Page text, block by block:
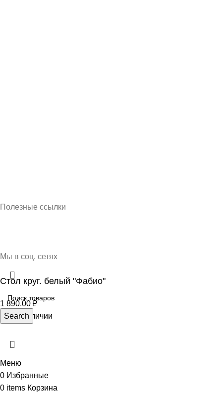
Полезные ссылки
Мы в соц. сетях
Search
Стол круг. белый "Фабио"
1 890.00 ₽
Нет в наличии
Меню
0 Избранные
0 items Корзина